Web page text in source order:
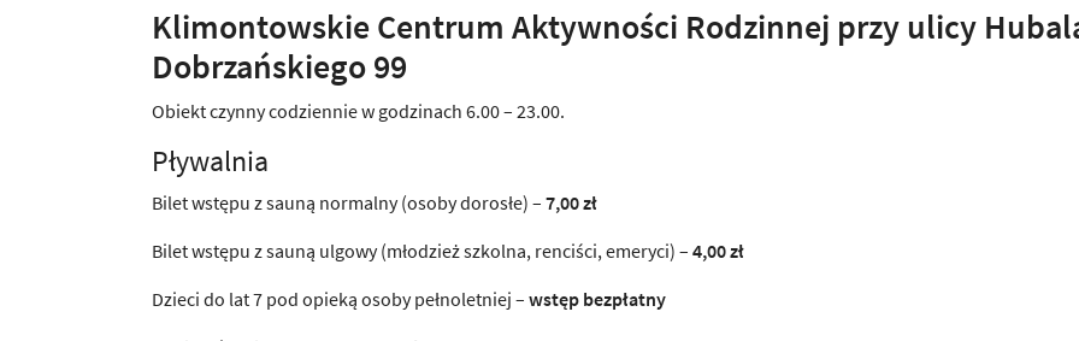
Klimontowskie Centrum Aktywności Rodzinnej przy ulicy
Dobrzańskiego 99
Obiekt czynny codziennie w godzinach 6.00 – 23.00.
Pływalnia
Bilet wstępu z sauną normalny (osoby dorosłe) – 7,00 zł
Bilet wstępu z sauną ulgowy (młodzież szkolna, renciści, emeryci) – 4,00 zł
Dzieci do lat 7 pod opieką osoby pełnoletniej – wstęp bezpłatny